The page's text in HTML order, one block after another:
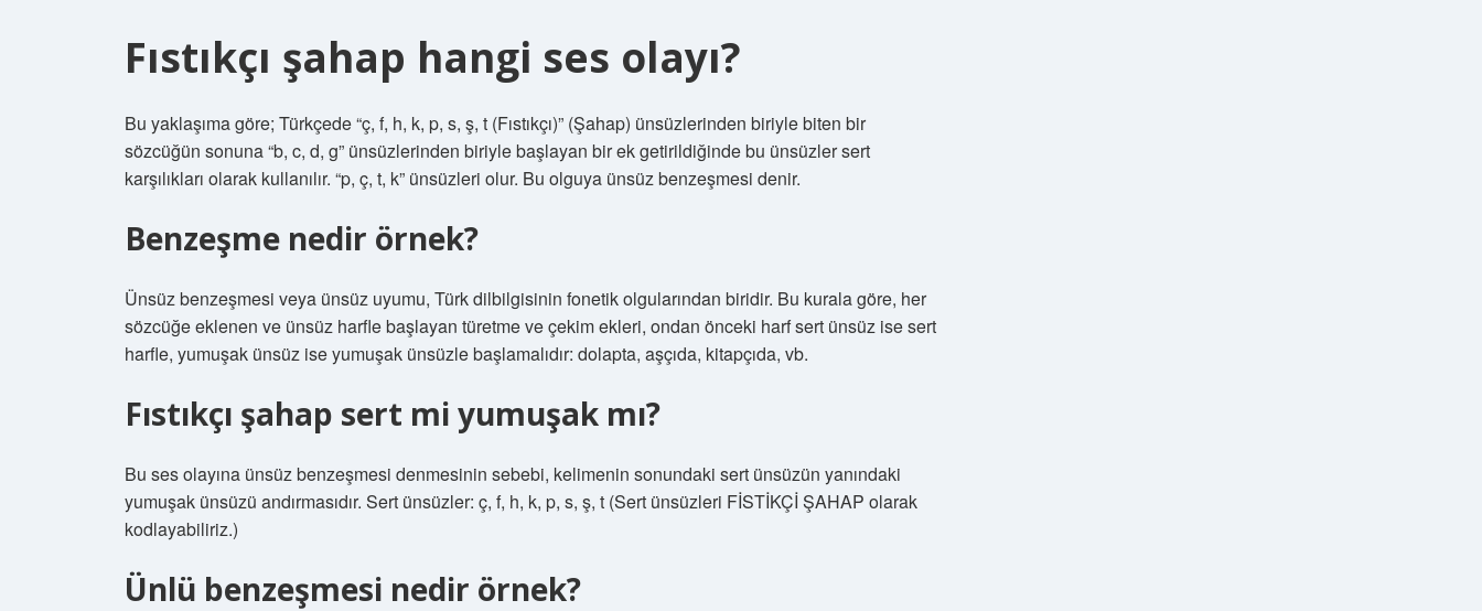
Fıstıkçı şahap hangi ses olayı?
Bu yaklaşıma göre; Türkçede “ç, f, h, k, p, s, ş, t (Fıstıkçı)” (Şahap) ünsüzlerinden biriyle biten bir
sözcüğün sonuna “b, c, d, g” ünsüzlerinden biriyle başlayan bir ek getirildiğinde bu ünsüzler sert
karşılıkları olarak kullanılır. “p, ç, t, k” ünsüzleri olur. Bu olguya ünsüz benzeşmesi denir.
Benzeşme nedir örnek?
Ünsüz benzeşmesi veya ünsüz uyumu, Türk dilbilgisinin fonetik olgularından biridir. Bu kurala göre, her
sözcüğe eklenen ve ünsüz harfle başlayan türetme ve çekim ekleri, ondan önceki harf sert ünsüz ise sert
harfle, yumuşak ünsüz ise yumuşak ünsüzle başlamalıdır: dolapta, aşçıda, kitapçıda, vb.
Fıstıkçı şahap sert mi yumuşak mı?
Bu ses olayına ünsüz benzeşmesi denmesinin sebebi, kelimenin sonundaki sert ünsüzün yanındaki
yumuşak ünsüzü andırmasıdır. Sert ünsüzler: ç, f, h, k, p, s, ş, t (Sert ünsüzleri FİSTİKÇİ ŞAHAP olarak
kodlayabiliriz.)
Ünlü benzeşmesi nedir örnek?